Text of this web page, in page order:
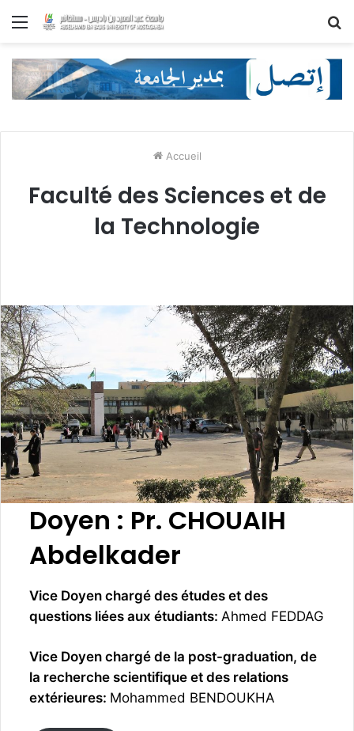
Menu
Accueil
Faculté des Sciences et de
la Technologie
Doyen : Pr. CHOUAIH
Abdelkader‬
Vice Doyen chargé des études et des
questions liées aux étudiants: Ahmed FEDDAG
Vice Doyen chargé de la post-graduation, de
la recherche scientifique et des relations
extérieures: Mohammed BENDOUKHA